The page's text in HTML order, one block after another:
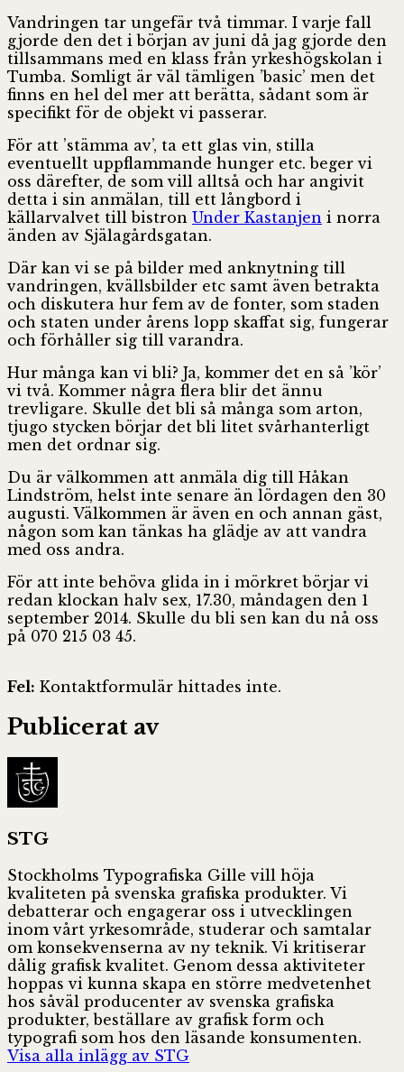
Vandringen tar ungefär två timmar. I varje fall
gjorde den det i början av juni då jag gjorde den
tillsammans med en klass från yrkeshögskolan i
Tumba. Somligt är väl tämligen ’basic’ men det
finns en hel del mer att berätta, sådant som är
specifikt för de objekt vi passerar.
För att ’stämma av’, ta ett glas vin, stilla
eventuellt uppflammande hunger etc. beger vi
oss därefter, de som vill alltså och har angivit
detta i sin anmälan, till ett långbord i
källarvalvet till bistron Under Kastanjen i norra
änden av Själagårdsgatan.
Där kan vi se på bilder med anknytning till
vandringen, kvällsbilder etc samt även betrakta
och diskutera hur fem av de fonter, som staden
och staten under årens lopp skaffat sig, fungerar
och förhåller sig till varandra.
Hur många kan vi bli? Ja, kommer det en så ’kör’
vi två. Kommer några flera blir det ännu
trevligare. Skulle det bli så många som arton,
tjugo stycken börjar det bli litet svårhanterligt
men det ordnar sig.
Du är välkommen att anmäla dig till Håkan
Lindström, helst inte senare än lördagen den 30
augusti. Välkommen är även en och annan gäst,
någon som kan tänkas ha glädje av att vandra
med oss andra.
För att inte behöva glida in i mörkret börjar vi
redan klockan halv sex, 17.30, måndagen den 1
september 2014. Skulle du bli sen kan du nå oss
på 070 215 03 45.
Fel: Kontaktformulär hittades inte.
Publicerat av
STG
Stockholms Typografiska Gille vill höja
kvaliteten på svenska grafiska produkter. Vi
debatterar och engagerar oss i utvecklingen
inom vårt yrkesområde, studerar och samtalar
om konsekvenserna av ny teknik. Vi kritiserar
dålig grafisk kvalitet. Genom dessa aktiviteter
hoppas vi kunna skapa en större medvetenhet
hos såväl producenter av svenska grafiska
produkter, beställare av grafisk form och
typografi som hos den läsande konsumenten.
Visa alla inlägg av STG